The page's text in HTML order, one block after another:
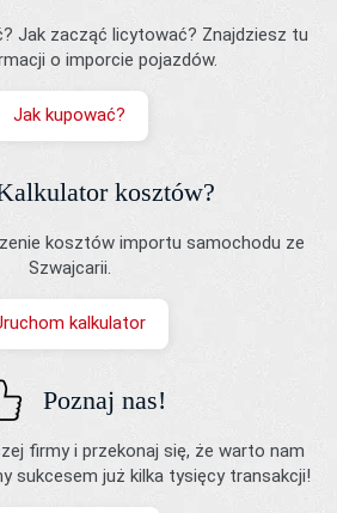
Jak zacząć licytować? Znajdziesz tu
o imporcie pojazdów.
Jak kupować?
kosztów?
kosztów importu samochodu ze
Szwajcarii.
kalkulator
Poznaj nas!
firmy i przekonaj się, że warto nam
sukcesem już kilka tysięcy transakcji!